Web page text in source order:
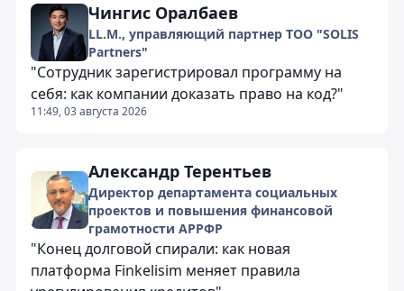
Чингис Оралбаев
LL.M., управляющий партнер ТОО "SOLIS
Partners"
"Сотрудник зарегистрировал программу на
себя: как компании доказать право на код?"
11:49, 03 августа 2026
Александр Терентьев
Директор департамента социальных
проектов и повышения финансовой
грамотности АРРФР
"Конец долговой спирали: как новая
платформа Finkelisim меняет правила